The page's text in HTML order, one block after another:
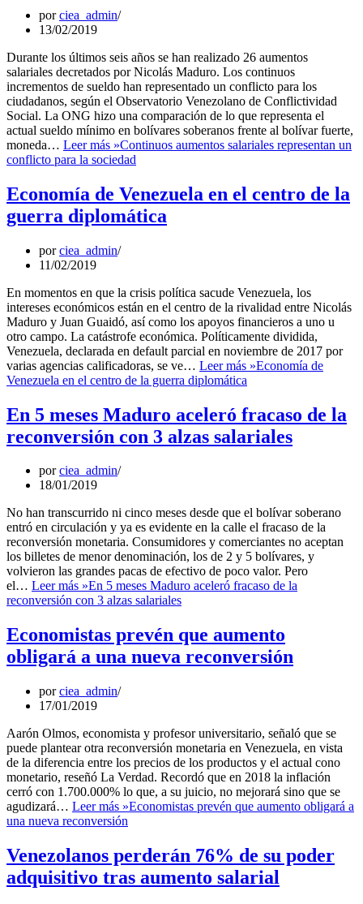
porciea_admin
13/02/2019
Durante los últimos seis años se han realizado 26 aumentos
salariales decretados por Nicolás Maduro. Los continuos
incrementos de sueldo han representado un conflicto para los
ciudadanos, según el Observatorio Venezolano de Conflictividad
Social. La ONG hizo una comparación de lo que representa el
actual sueldo mínimo en bolívares soberanos frente al bolívar fuerte,
moneda… Leer más »Continuos aumentos salariales representan un
conflicto para la sociedad
Economía de Venezuela en el centro de la
guerra diplomática
porciea_admin
11/02/2019
En momentos en que la crisis política sacude Venezuela, los
intereses económicos están en el centro de la rivalidad entre Nicolás
Maduro y Juan Guaidó, así como los apoyos financieros a uno u
otro campo. La catástrofe económica. Políticamente dividida,
Venezuela, declarada en default parcial en noviembre de 2017 por
varias agencias calificadoras, se ve… Leer más »Economía de
Venezuela en el centro de la guerra diplomática
En 5 meses Maduro aceleró fracaso de la
reconversión con 3 alzas salariales
porciea_admin
18/01/2019
No han transcurrido ni cinco meses desde que el bolívar soberano
entró en circulación y ya es evidente en la calle el fracaso de la
reconversión monetaria. Consumidores y comerciantes no aceptan
los billetes de menor denominación, los de 2 y 5 bolívares, y
volvieron las grandes pacas de efectivo de poco valor. Pero
el… Leer más »En 5 meses Maduro aceleró fracaso de la
reconversión con 3 alzas salariales
Economistas prevén que aumento
obligará a una nueva reconversión
porciea_admin
17/01/2019
Aarón Olmos, economista y profesor universitario, señaló que se
puede plantear otra reconversión monetaria en Venezuela, en vista
de la diferencia entre los precios de los productos y el actual cono
monetario, reseñó La Verdad. Recordó que en 2018 la inflación
cerró con 1.700.000% lo que, a su juicio, no mejorará sino que se
agudizará… Leer más »Economistas prevén que aumento obligará a
una nueva reconversión
Venezolanos perderán 76% de su poder
adquisitivo tras aumento salarial